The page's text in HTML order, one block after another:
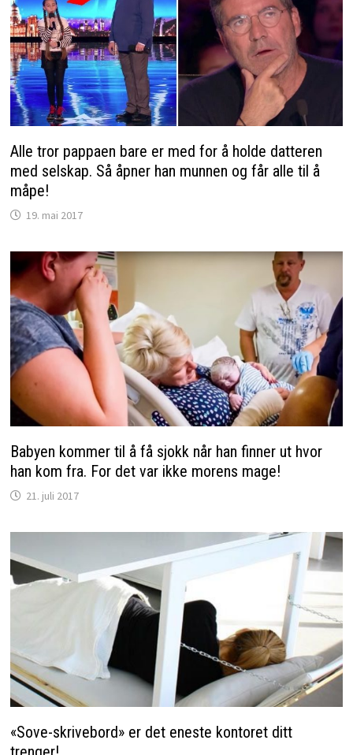
Alle tror pappaen bare er med for å holde datteren
med selskap. Så åpner han munnen og får alle til å
måpe!
19. mai 2017
Babyen kommer til å få sjokk når han finner ut hvor
han kom fra. For det var ikke morens mage!
21. juli 2017
«Sove-skrivebord» er det eneste kontoret ditt